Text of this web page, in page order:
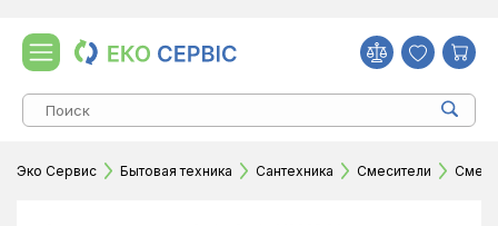
Эко Сервис Бытовая техника Сантехника Смесители